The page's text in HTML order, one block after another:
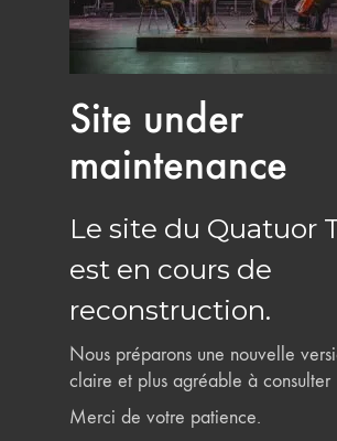
Site under
maintenance
Le site du Quatuor
est en cours de
reconstruction.
Nous préparons une nouvelle
claire et plus agréable à consulter
Merci de votre patience.